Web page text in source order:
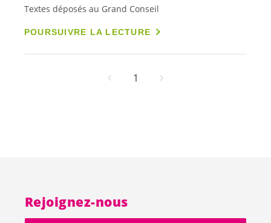
Textes déposés au Grand Conseil
POURSUIVRE LA LECTURE
1
Rejoignez-nous